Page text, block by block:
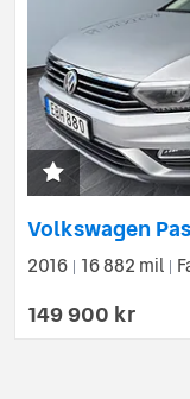
2016 16 882 mil
149 900 kr